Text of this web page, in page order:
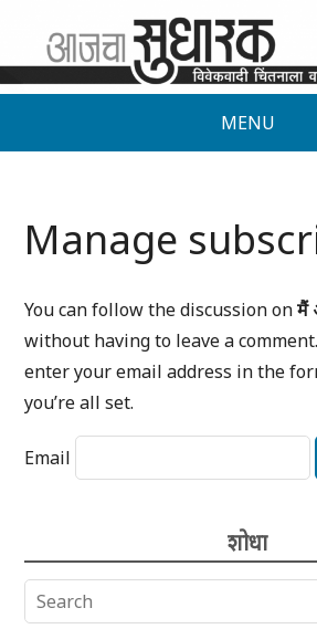
MENU
Manage
You can follow the discussion onमैं
without having to leave a
enter your email address in the
you’re all set.
Email
शोधा